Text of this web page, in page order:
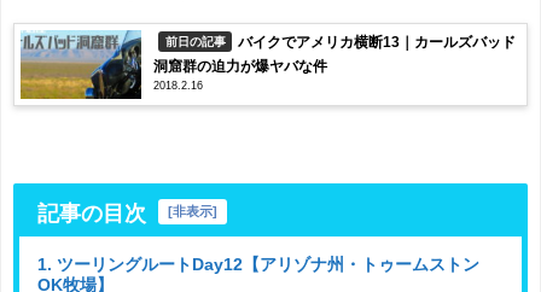
前日の記事
バイクでアメリカ横断13｜カールズバッド
洞窟群の迫力が爆ヤバな件
2018.2.16
記事の目次 [非表示]
1. ツーリングルートDay12【アリゾナ州・トゥームストン
OK牧場】